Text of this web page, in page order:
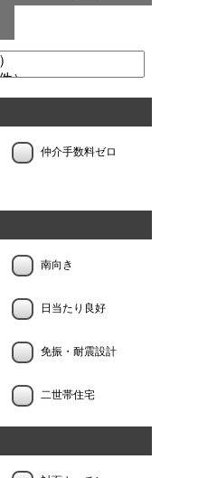
仲介手数料ゼロ
南向き
日当たり良好
免振・耐震設計
二世帯住宅